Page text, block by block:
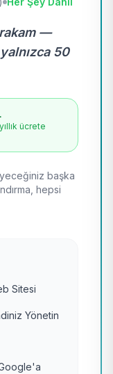
—
50
ücrete
başka
hepsi
Sitesi
Yönetin